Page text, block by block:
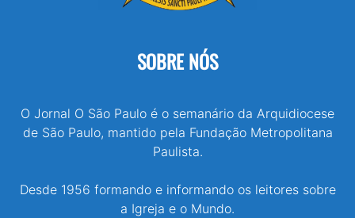
SOBRE NÓS
O Jornal O São Paulo é o semanário da Arquidiocese
de São Paulo, mantido pela Fundação Metropolitana
Paulista.
Desde 1956 formando e informando os leitores sobre
a Igreja e o Mundo.